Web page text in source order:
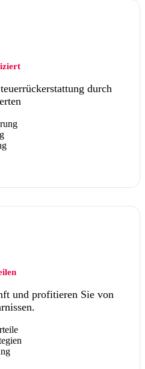
durch
und profitieren Sie von